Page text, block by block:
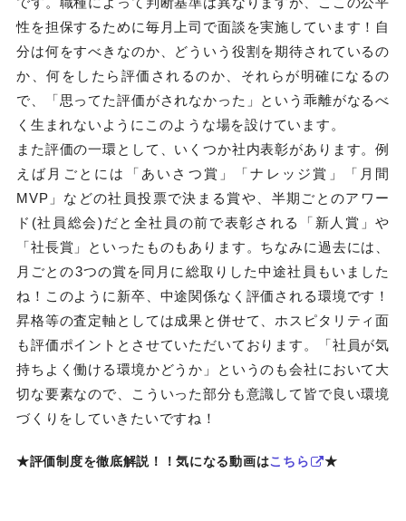
性を担保するために毎月上司で面談を実施しています！自
分は何をすべきなのか、どういう役割を期待されているの
か、何をしたら評価されるのか、それらが明確になるの
で、「思ってた評価がされなかった」という乖離がなるべ
く生まれないようにこのような場を設けています。
また評価の一環として、いくつか社内表彰があります。例
えば月ごとには「あいさつ賞」「ナレッジ賞」「月間
MVP」などの社員投票で決まる賞や、半期ごとのアワー
ド(社員総会)だと全社員の前で表彰される「新人賞」や
「社長賞」といったものもあります。ちなみに過去には、
月ごとの3つの賞を同月に総取りした中途社員もいました
ね！このように新卒、中途関係なく評価される環境です！
昇格等の査定軸としては成果と併せて、ホスピタリティ面
も評価ポイントとさせていただいております。「社員が気
持ちよく働ける環境かどうか」というのも会社において大
切な要素なので、こういった部分も意識して皆で良い環境
づくりをしていきたいですね！
★評価制度を徹底解説！！気になる動画はこちら ★